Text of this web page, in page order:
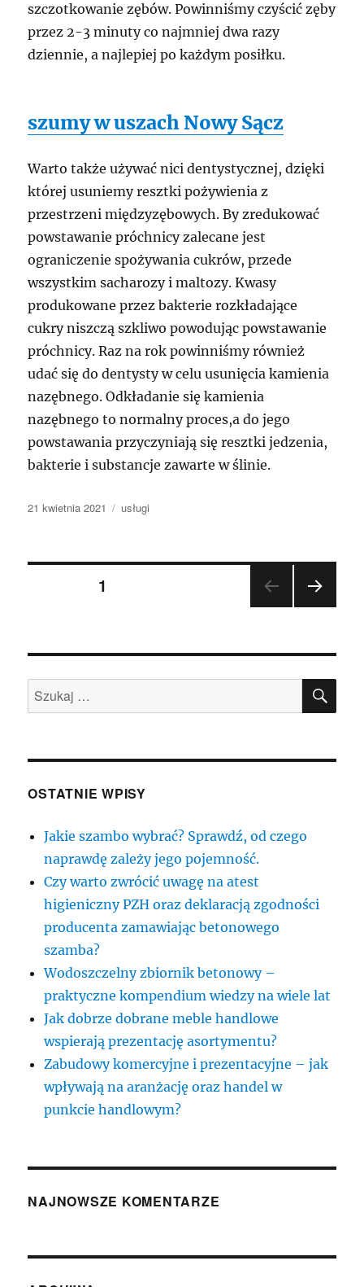
szczotkowanie zębów. Powinniśmy czyścić zęby
przez 2-3 minuty co najmniej dwa razy
dziennie, a najlepiej po każdym posiłku.
szumy w uszach Nowy Sącz
Warto także używać nici dentystycznej, dzięki
której usuniemy resztki pożywienia z
przestrzeni międzyzębowych. By zredukować
powstawanie próchnicy zalecane jest
ograniczenie spożywania cukrów, przede
wszystkim sacharozy i maltozy. Kwasy
produkowane przez bakterie rozkładające
cukry niszczą szkliwo powodując powstawanie
próchnicy. Raz na rok powinniśmy również
udać się do dentysty w celu usunięcia kamienia
nazębnego. Odkładanie się kamienia
nazębnego to normalny proces,a do jego
powstawania przyczyniają się resztki jedzenia,
bakterie i substancje zawarte w ślinie.
Data
21 kwietnia 2021 Kategorie
usługi
Nawigacja
wpisach
STRONA1
STR
ONA
Szukaj:
OSTATNIE WPISY
Jakie szambo wybrać? Sprawdź, od czego
naprawdę zależy jego pojemność.
Czy warto zwrócić uwagę na atest
higieniczny PZH oraz deklaracją zgodności
producenta zamawiając betonowego
szamba?
Wodoszczelny zbiornik betonowy –
praktyczne kompendium wiedzy na wiele lat
Jak dobrze dobrane meble handlowe
wspierają prezentację asortymentu?
Zabudowy komercyjne i prezentacyjne – jak
wpływają na aranżację oraz handel w
punkcie handlowym?
NAJNOWSZE KOMENTARZE